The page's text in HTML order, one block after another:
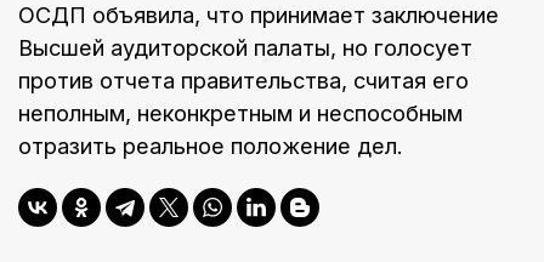
ОСДП объявила, что принимает заключение
Высшей аудиторской палаты, но голосует
против отчета правительства, считая его
неполным, неконкретным и неспособным
отразить реальное положение дел.